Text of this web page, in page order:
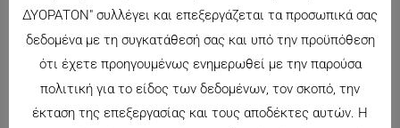
CARRERA 6207
106.00€
ΔΥΟΡΑΤΟΝ" συλλέγει και επεξεργάζεται τα προσωπικά σας
δεδομένα με τη συγκατάθεσή σας και υπό την προϋπόθεση
ότι έχετε προηγουμένως ενημερωθεί με την παρούσα
πολιτική για το είδος των δεδομένων, τον σκοπό, την
έκταση της επεξεργασίας και τους αποδέκτες αυτών. Η